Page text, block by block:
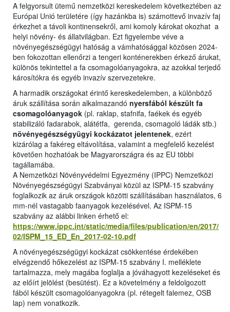
A felgyorsult ütemű nemzetközi kereskedelem következtében az
Európai Unió területére (így hazánkba is) számottevő invazív faj
érkezhet a távoli kontinensekről, ami komoly károkat okozhat a
helyi növény- és állatvilágban. Ezt figyelembe véve a
növényegészségügyi hatóság a vámhatósággal közösen 2024-
ben fokozottan ellenőrzi a tengeri konténerekben érkező árukat,
különös tekintettel a fa csomagolóanyagokra, az azokkal terjedő
károsítókra és egyéb invazív szervezetekre.
A harmadik országokat érintő kereskedelemben, a különböző
áruk szállítása során alkalmazandó nyersfából készült fa
csomagolóanyagok (pl. raklap, stafnifa, faékek és egyéb
stabilizáló fadarabok, alátétfa, gerenda, csomagoló ládák stb.)
növényegészségyügyi kockázatot jelentenek, ezért
kizárólag a fakéreg eltávolítása, valamint a megfelelő kezelést
követően hozhatóak be Magyarországra és az EU többi
tagállamába.
A Nemzetközi Növényvédelmi Egyezmény (IPPC) Nemzetközi
Növényegészségügyi Szabványai közül az ISPM-15 szabvány
foglalkozik az áruk országok közötti szállításában használatos, 6
mm-nél vastagabb faanyagok kezelésével. Az ISPM-15
szabvány az alábbi linken érhető el:
https://www.ippc.int/static/media/files/publication/en/2017/
02/ISPM_15_ED_En_2017-02-10.pdf
A növényegészségügyi kockázat csökkentése érdekében
elvégzendő hőkezelést az ISPM-15 szabvány I. melléklete
tartalmazza, mely magába foglalja a jóváhagyott kezeléseket és
az előírt jelölést (besütést). Ez a követelmény a feldolgozott
fából készült csomagolóanyagokra (pl. rétegelt falemez, OSB
lap) nem vonatkozik.